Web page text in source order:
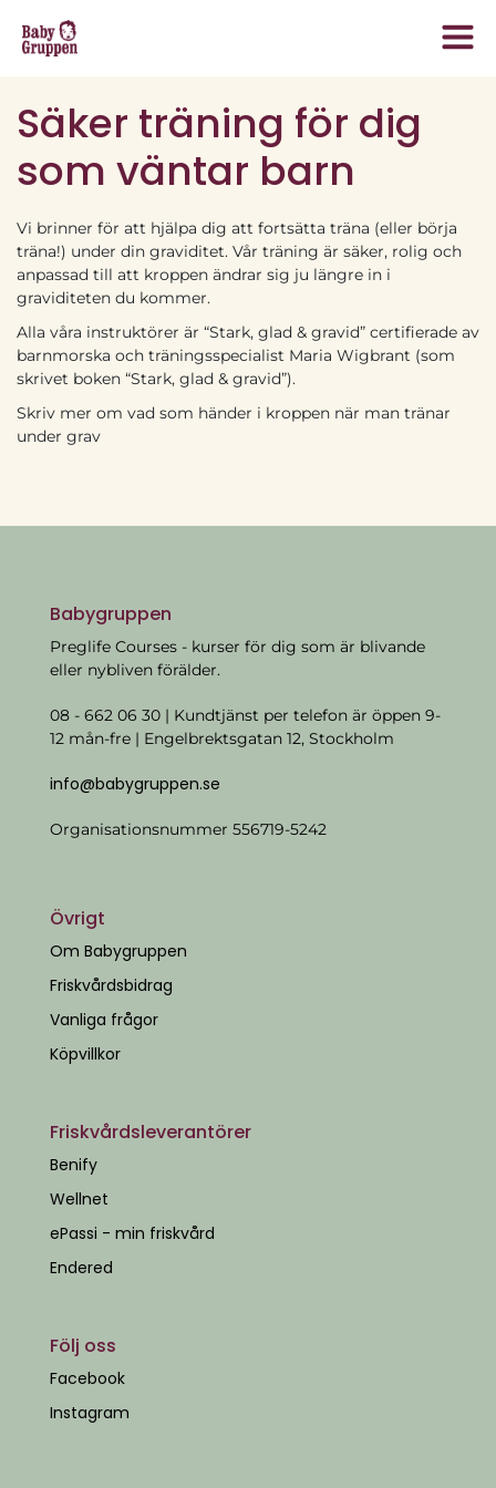
Säker träning för dig
som väntar barn
Vi brinner för att hjälpa dig att fortsätta träna (eller börja
träna!) under din graviditet. Vår träning är säker, rolig och
anpassad till att kroppen ändrar sig ju längre in i
graviditeten du kommer.
Alla våra instruktörer är “Stark, glad & gravid” certifierade av
barnmorska och träningsspecialist Maria Wigbrant (som
skrivet boken “Stark, glad & gravid”).
Skriv mer om vad som händer i kroppen när man tränar
under grav
Babygruppen
Preglife Courses - kurser för dig som är blivande
eller nybliven förälder.
08 - 662 06 30 | Kundtjänst per telefon är öppen 9-
12 mån-fre | Engelbrektsgatan 12, Stockholm
info@babygruppen.se
Organisationsnummer 556719-5242
Övrigt
Om Babygruppen
Friskvårdsbidrag
Vanliga frågor
Köpvillkor
Friskvårdsleverantörer
Benify
Wellnet
ePassi - min friskvård
Endered
Följ oss
Facebook
Instagram